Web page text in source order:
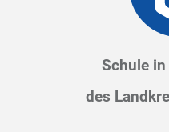
Schule
des